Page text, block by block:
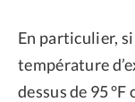
En particulier,
température
dessus de 95 °F